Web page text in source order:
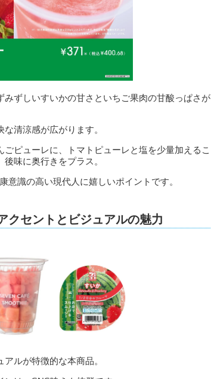
ずしいすいかの甘さといちご果肉の甘酸っぱさが
清涼感が広がります。
ピューレに、トマトピューレと塩を少量加えるこ
味に奥行きをプラス。
意識の高い現代人に嬉しいポイントです。
クセントとビジュアルの魅力
ルが特徴的な本商品。